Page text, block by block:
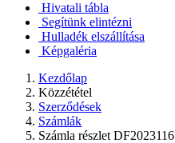
Hivatali tábla
Segítünk elintézni
Hulladék elszállítása
Képgaléria
Kezdőlap
Közzététel
Szerződések
Számlák
Számla részlet DF2023116